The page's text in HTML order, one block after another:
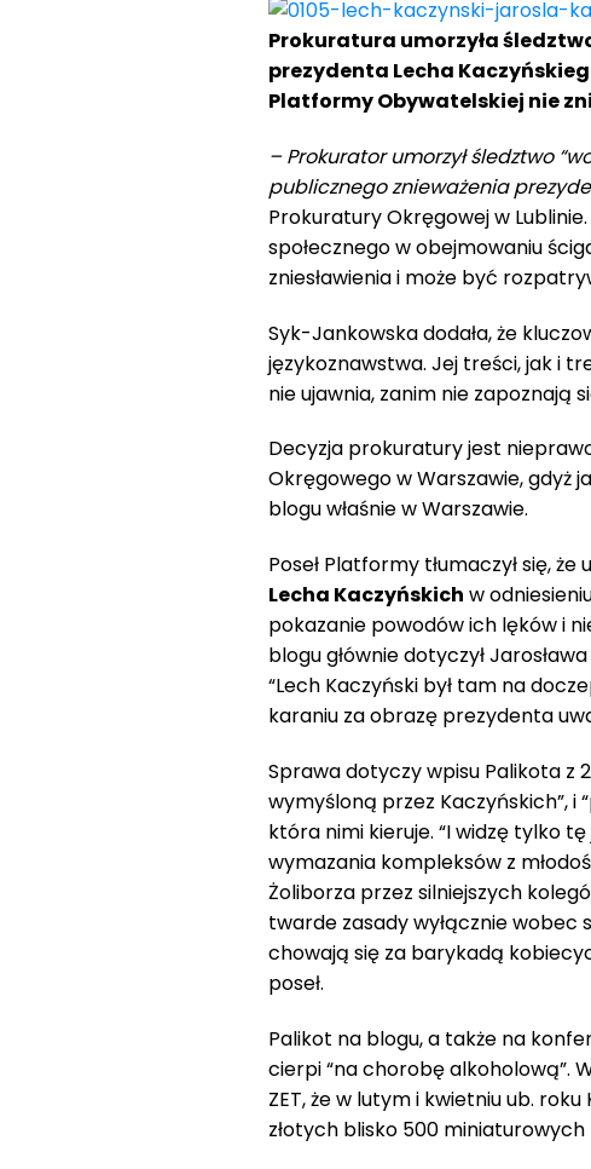
Prokuratura umorzyła
prezydenta Lecha
Platformy Obywatelskiej nie
– Prokurator umorzył śledztwo
publicznego znieważenia
Prokuratury Okręgowej w
społecznego w obejmowaniu
zniesławienia i może być
Syk-Jankowska dodała, że
językoznawstwa. Jej treści, jak i
nie ujawnia, zanim nie zapoznają
Decyzja prokuratury jest
Okręgowego w Warszawie, gdyż
blogu właśnie w Warszawie.
Poseł Platformy tłumaczył się,
Lecha Kaczyńskich w
pokazanie powodów ich lęków i
blogu głównie dotyczył
“Lech Kaczyński był tam na
karaniu za obrazę prezydenta
Sprawa dotyczy wpisu Palikota z
wymyśloną przez Kaczyńskich”, i
która nimi kieruje. “I widzę tylko
wymazania kompleksów z
Żoliborza przez silniejszych
twarde zasady wyłącznie wobec
chowają się za barykadą
poseł.
Palikot na blogu, a także na
cierpi “na chorobę alkoholową”.
ZET, że w lutym i kwietniu ub.
złotych blisko 500